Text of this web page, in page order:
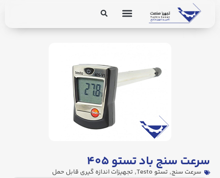
سرعت سنج باد تستو ۴۰۵
سرعت سنج, تستو Testo , تجهیزات اندازه گیری قابل حمل